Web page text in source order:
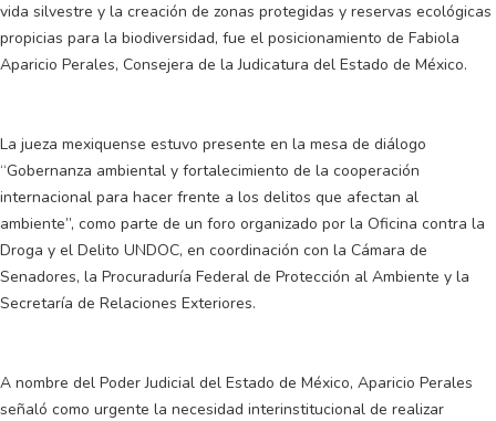
vida silvestre y la creación de zonas protegidas y reservas ecológicas
propicias para la biodiversidad, fue el posicionamiento de Fabiola
Aparicio Perales, Consejera de la Judicatura del Estado de México.
La jueza mexiquense estuvo presente en la mesa de diálogo
“Gobernanza ambiental y fortalecimiento de la cooperación
internacional para hacer frente a los delitos que afectan al
ambiente”, como parte de un foro organizado por la Oficina contra la
Droga y el Delito UNDOC, en coordinación con la Cámara de
Senadores, la Procuraduría Federal de Protección al Ambiente y la
Secretaría de Relaciones Exteriores.
A nombre del Poder Judicial del Estado de México, Aparicio Perales
señaló como urgente la necesidad interinstitucional de realizar